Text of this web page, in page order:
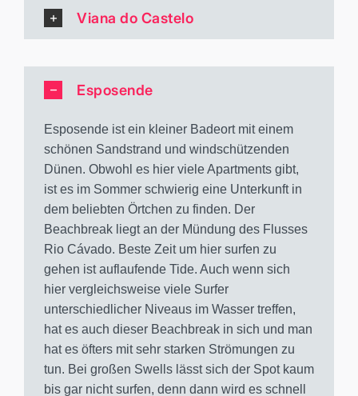
Viana do Castelo
Esposende
Esposende ist ein kleiner Badeort mit einem
schönen Sandstrand und windschützenden
Dünen. Obwohl es hier viele Apartments gibt,
ist es im Sommer schwierig eine Unterkunft in
dem beliebten Örtchen zu finden. Der
Beachbreak liegt an der Mündung des Flusses
Rio Cávado. Beste Zeit um hier surfen zu
gehen ist auflaufende Tide. Auch wenn sich
hier vergleichsweise viele Surfer
unterschiedlicher Niveaus im Wasser treffen,
hat es auch dieser Beachbreak in sich und man
hat es öfters mit sehr starken Strömungen zu
tun. Bei großen Swells lässt sich der Spot kaum
bis gar nicht surfen, denn dann wird es schnell